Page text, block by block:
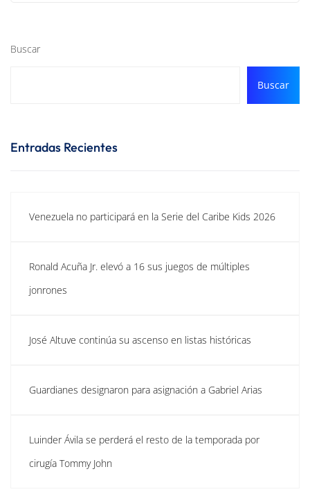
Buscar
Buscar
Entradas Recientes
Venezuela no participará en la Serie del Caribe Kids 2026
Ronald Acuña Jr. elevó a 16 sus juegos de múltiples
jonrones
José Altuve continúa su ascenso en listas históricas
Guardianes designaron para asignación a Gabriel Arias
Luinder Ávila se perderá el resto de la temporada por
cirugía Tommy John